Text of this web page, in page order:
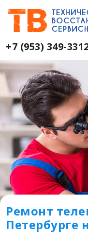
+7 (953) 349-
Ремонт
Петербурге